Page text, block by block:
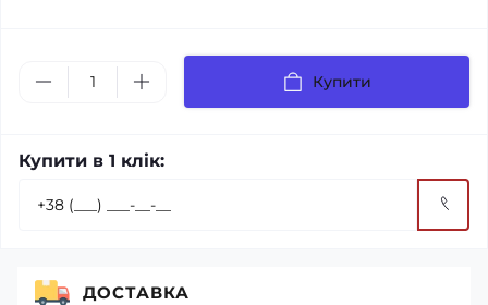
Купити
Купити в 1 клік:
ДОСТАВКА